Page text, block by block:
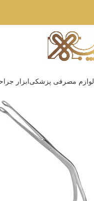
لوازم مصرفی پزشکیابزار